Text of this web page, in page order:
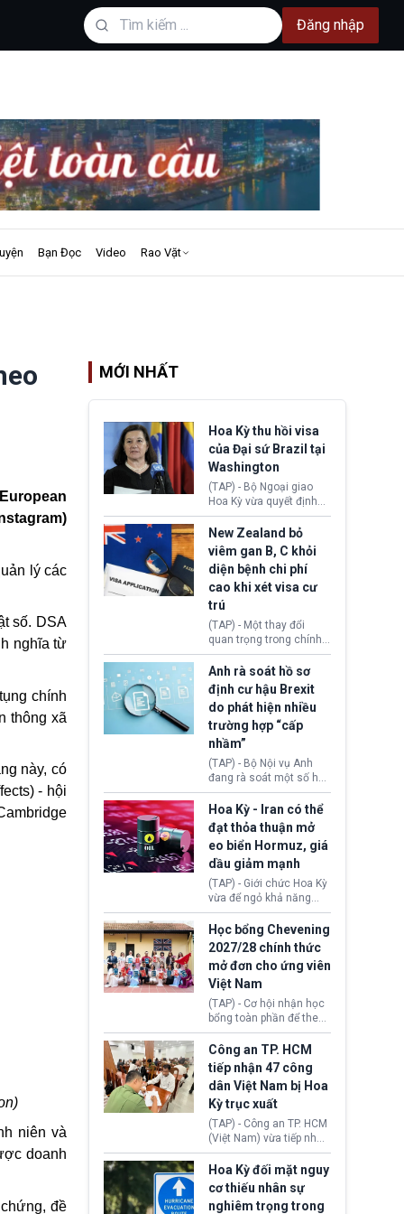
Đăng nhập
Bạn Đọc Video Rao Vặt
lý các
số. DSA
nghĩa từ
chính
thông xã
này, có
- hội
niên và
doanh
đề
MỚI NHẤT
Hoa Kỳ thu hồi visa
của Đại sứ Brazil tại
Washington
(TAP) - Bộ Ngoại giao
Hoa Kỳ vừa quyết định
thu hồi thị thực (visa)
của bà Maria Luiza
Ribeiro Viotti - Đại sứ
Brazil tại Washington.
Động thái trên diễn ra
trong bối cảnh tranh
chấp ngoại giao giữa
chính quyền Tổng thống
Donald Trump và chính
phủ cánh tả Tổng thống
da Silva đang leo thang
gay gắt.
New Zealand bỏ
viêm gan B, C khỏi
diện bệnh chi phí
cao khi xét visa cư
trú
(TAP) - Một thay đổi
quan trọng trong chính
sách nhập cư của New
Zealand đang mở ra
thêm cơ hội cho nhiều
người muốn định cư. Từ
nay, người mắc viêm
gan B hoặc viêm gan C
sẽ không còn bị mặc
định không đáp ứng tiêu
chuẩn sức khỏe chỉ vì
chi phí điều trị khi nộp hồ
Anh rà soát hồ sơ
định cư hậu Brexit
do phát hiện nhiều
trường hợp “cấp
nhầm”
(TAP) - Bộ Nội vụ Anh
đang rà soát một số hồ
sơ thuộc Chương trình
Định cư EU (EU
Settlement Scheme -
EUSS) sau khi xác định
có trường hợp được cấp
quy chế cư trú hậu
Brexit “do nhầm lẫn”.
Động thái này làm dấy
lên lo ngại về việc thực
thi Thỏa thuận Rút khỏi
Liên minh châu Âu
(Withdrawal
Agreement).
Hoa Kỳ - Iran có thể
đạt thỏa thuận mở
eo biển Hormuz, giá
dầu giảm mạnh
(TAP) - Giới chức Hoa Kỳ
vừa để ngỏ khả năng
sớm đạt thỏa thuận với
Iran nhằm mở lại eo biển
Hormuz, mở đường cho
việc khôi phục hoạt
động hàng hải. Những
tín hiệu ngoại giao tích
cực này lập tức tác động
đến thị trường năng
lượng, kéo giá dầu thế
giới lùi sâu xuống dưới
mức 80 USD/thùng.
Học bổng Chevening
2027/28 chính thức
mở đơn cho ứng viên
Việt Nam
(TAP) - Cơ hội nhận học
bổng toàn phần để theo
học chương trình thạc sĩ
tại Vương quốc Anh đã
chính thức quay trở lại.
Học bổng Chevening
2027/28 của Chính phủ
Anh vừa mở cổng ứng
tuyển dành riêng ứng
viên Việt Nam, hỗ trợ
toàn bộ chi phí học tập
cùng nhiều quyền lợi
trong suốt một năm
học.
Công an TP. HCM
tiếp nhận 47 công
dân Việt Nam bị Hoa
Kỳ trục xuất
(TAP) - Công an TP. HCM
(Việt Nam) vừa tiếp nhận
47 công dân Việt Nam bị
Hoa Kỳ trục xuất về
nước. Đây là đợt có số
lượng lớn nhất từ đầu
năm 2026 đến nay, phản
Hoa Kỳ đối mặt nguy
cơ thiếu nhân sự
nghiêm trọng trong